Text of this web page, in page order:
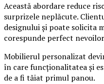
Această abordare reduce
surprizele neplăcute.
designului și poate solicita
corespunde perfect
Mobilierul personalizat
în care funcționalitatea și
de a fi tăiat primul panou.